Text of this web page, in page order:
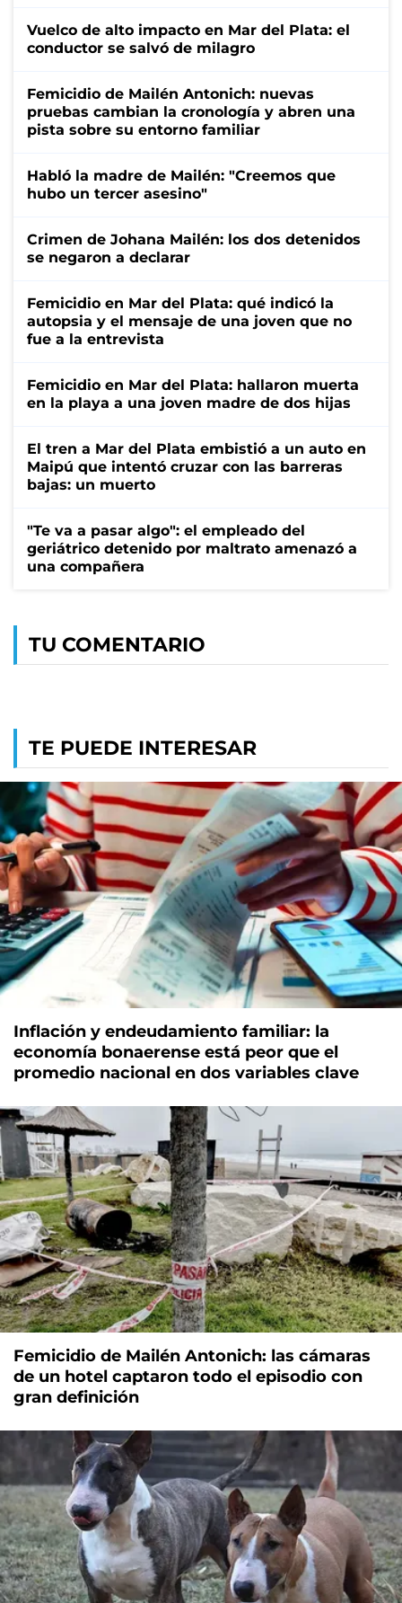
Vuelco de alto impacto en Mar del Plata: el
conductor se salvó de milagro
Femicidio de Mailén Antonich: nuevas
pruebas cambian la cronología y abren una
pista sobre su entorno familiar
Habló la madre de Mailén: "Creemos que
hubo un tercer asesino"
Crimen de Johana Mailén: los dos detenidos
se negaron a declarar
Femicidio en Mar del Plata: qué indicó la
autopsia y el mensaje de una joven que no
fue a la entrevista
Femicidio en Mar del Plata: hallaron muerta
en la playa a una joven madre de dos hijas
El tren a Mar del Plata embistió a un auto en
Maipú que intentó cruzar con las barreras
bajas: un muerto
"Te va a pasar algo": el empleado del
geriátrico detenido por maltrato amenazó a
una compañera
TU COMENTARIO
TE PUEDE INTERESAR
Inflación y endeudamiento familiar: la
economía bonaerense está peor que el
promedio nacional en dos variables clave
Femicidio de Mailén Antonich: las cámaras
de un hotel captaron todo el episodio con
gran definición